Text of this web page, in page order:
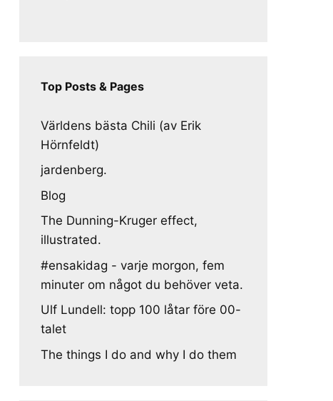
Top Posts & Pages
Världens bästa Chili (av Erik
Hörnfeldt)
jardenberg.
Blog
The Dunning-Kruger effect,
illustrated.
#ensakidag - varje morgon, fem
minuter om något du behöver veta.
Ulf Lundell: topp 100 låtar före 00-
talet
The things I do and why I do them